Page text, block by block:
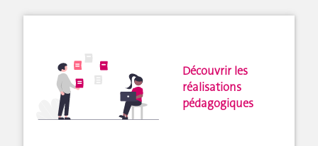
Découvrir les
réalisations
pédagogiques